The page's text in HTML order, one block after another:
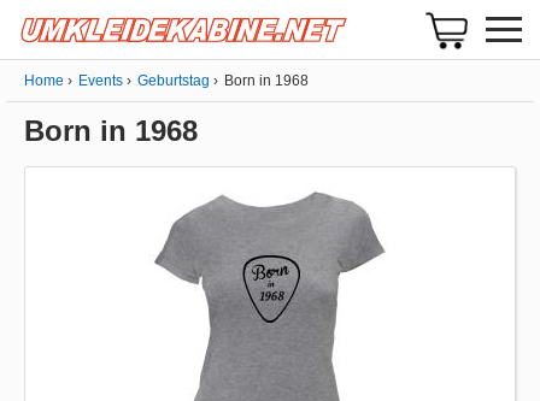
Home Events Geburtstag Born in 1968
Born in 1968